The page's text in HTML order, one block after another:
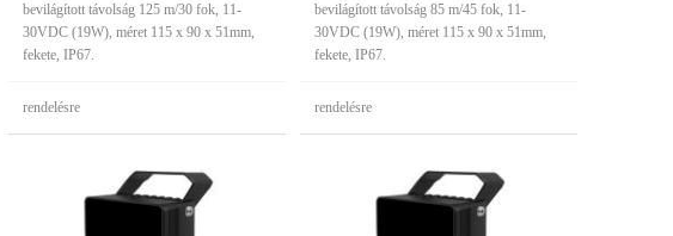
bevilágított távolság 125 m/30 fok, 11-
30VDC (19W), méret 115 x 90 x 51mm,
fekete, IP67.
rendelésre
bevilágított távolság 85 m/45 fok, 11-
30VDC (19W), méret 115 x 90 x 51mm,
fekete, IP67.
rendelésre